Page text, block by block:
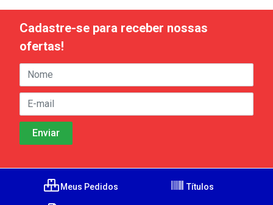
Cadastre-se para receber nossas
ofertas!
Meus Pedidos Títulos